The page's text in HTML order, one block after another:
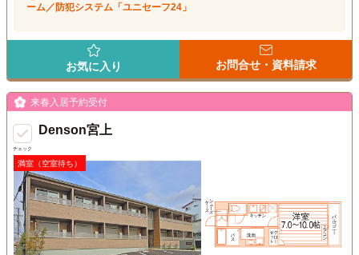
ーム／防犯システム「ユニセーフ24」
お気に入り お問合せ・資料請求
チェック
来春入居予約受付
Denson宮上
満室（空室待ち）